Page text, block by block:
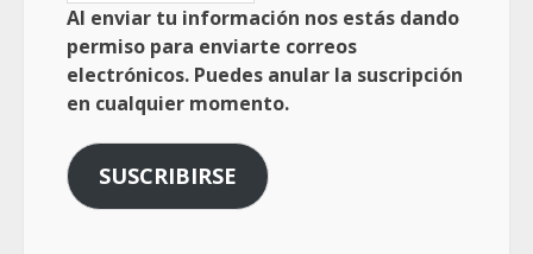
Al enviar tu información nos estás dando
permiso para enviarte correos
electrónicos. Puedes anular la suscripción
en cualquier momento.
SUSCRIBIRSE